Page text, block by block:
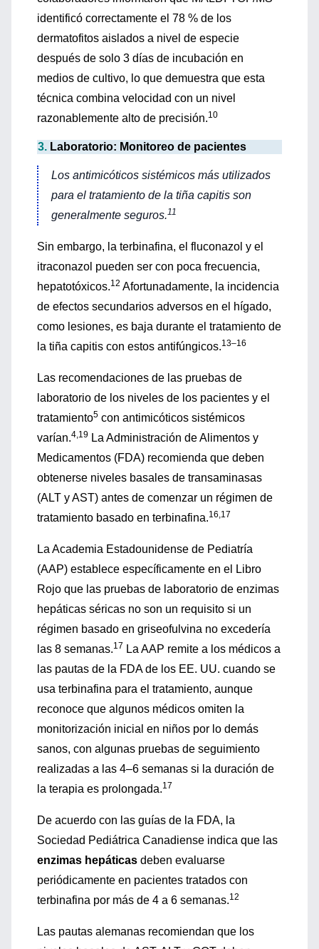
identificó correctamente el 78 % de los
dermatofitos aislados a nivel de especie
después de solo 3 días de incubación en
medios de cultivo, lo que demuestra que esta
técnica combina velocidad con un nivel
razonablemente alto de precisión.10
3. Laboratorio: Monitoreo de pacientes
Los antimicóticos sistémicos más utilizados
para el tratamiento de la tiña capitis son
generalmente seguros.11
Sin embargo, la terbinafina, el fluconazol y el
itraconazol pueden ser con poca frecuencia,
hepatotóxicos.12 Afortunadamente, la incidencia
de efectos secundarios adversos en el hígado,
como lesiones, es baja durante el tratamiento de
la tiña capitis con estos antifúngicos.13–16
Las recomendaciones de las pruebas de
laboratorio de los niveles de los pacientes y el
tratamiento5 con antimicóticos sistémicos
varían.4,19 La Administración de Alimentos y
Medicamentos (FDA) recomienda que deben
obtenerse niveles basales de transaminasas
(ALT y AST) antes de comenzar un régimen de
tratamiento basado en terbinafina.16,17
La Academia Estadounidense de Pediatría
(AAP) establece específicamente en el Libro
Rojo que las pruebas de laboratorio de enzimas
hepáticas séricas no son un requisito si un
régimen basado en griseofulvina no excedería
las 8 semanas.17 La AAP remite a los médicos a
las pautas de la FDA de los EE. UU. cuando se
usa terbinafina para el tratamiento, aunque
reconoce que algunos médicos omiten la
monitorización inicial en niños por lo demás
sanos, con algunas pruebas de seguimiento
realizadas a las 4–6 semanas si la duración de
la terapia es prolongada.17
De acuerdo con las guías de la FDA, la
Sociedad Pediátrica Canadiense indica que las
enzimas hepáticas deben evaluarse
periódicamente en pacientes tratados con
terbinafina por más de 4 a 6 semanas.12
Las pautas alemanas recomiendan que los